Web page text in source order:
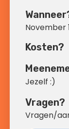
November
Kosten?
Jezelf :)
Vragen?
Vragen/